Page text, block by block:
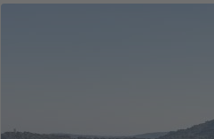
Image